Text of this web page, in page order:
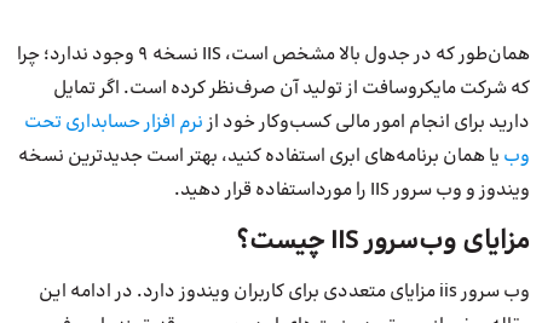
همان‌طور که در جدول بالا مشخص است، IIS نسخه 9 وجود ندارد؛ چرا
که شرکت مایکروسافت از تولید آن صرف‌نظر کرده است. اگر تمایل
دارید برای انجام امور مالی کسب‌و‌کار خود ازنرم افزار حسابداری تحت
وب یا همان برنامه‌های ابری استفاده کنید، بهتر است جدیدترین نسخه
ویندوز و وب سرور IIS را مورد‌استفاده قرار دهید.
مزایای وب‌سرور IIS چیست؟
وب سرور iis مزایای متعددی برای کاربران ویندوز دارد. در ادامه این